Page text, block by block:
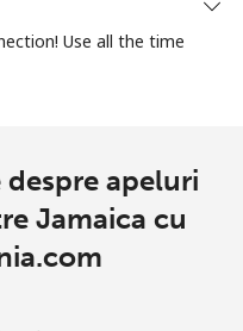
Use all the time
apeluri
Jamaica cu